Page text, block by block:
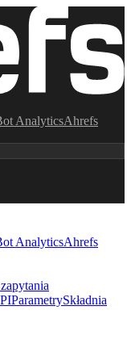
AnalyticsAhrefs
AnalyticsAhrefs
ParametrySkładnia